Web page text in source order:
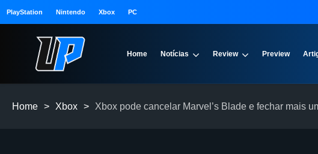
PlayStation Nintendo Xbox PC
Home Notícias Review Preview
Home > Xbox > Xbox pode cancelar Marvel’s Blade e fechar mais